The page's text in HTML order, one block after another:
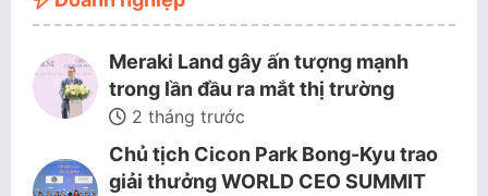
Meraki Land gây ấn tượng mạnh
trong lần đầu ra mắt thị trường
2 tháng trước
Chủ tịch Cicon Park Bong-Kyu trao
giải thưởng WORLD CEO SUMMIT